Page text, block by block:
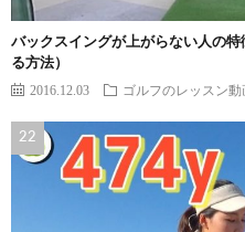
バックスイングが上がらない人の
る方法）
2016.12.03 ゴルフのレッスン動